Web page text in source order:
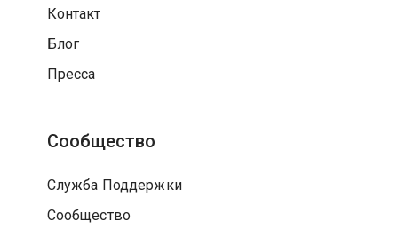
Контакт
Блог
Пресса
Сообщество
Служба Поддержки
Сообщество